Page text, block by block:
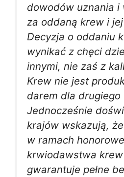
dowodów uznania i
za oddaną krew i jej
Decyzja o oddaniu
wynikać z chęci
innymi, nie zaś z
Krew nie jest
darem dla drugiego
Jednocześnie
krajów wskazują,
w ramach
krwiodawstwa krew
gwarantuje pełne